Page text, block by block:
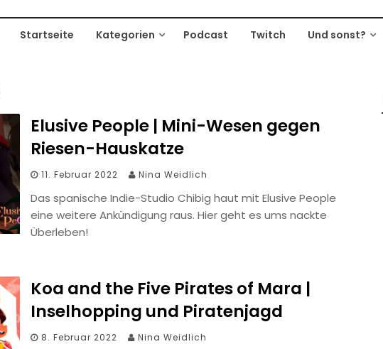
Startseite Kategorien Podcast Twitch Und sonst?
Elusive People | Mini-Wesen gegen
Riesen-Hauskatze
11. Februar 2022 Nina Weidlich
Das spanische Indie-Studio Chibig haut mit Elusive People
eine weitere Ankündigung raus. Hier geht es ums nackte
Überleben!
Koa and the Five Pirates of Mara |
Inselhopping und Piratenjagd
8. Februar 2022 Nina Weidlich